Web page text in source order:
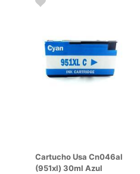
Cartucho Usa Cn046al
(951xl) 30ml Azul